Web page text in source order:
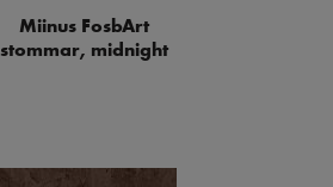
Miinus FosbArt
stommar, midnight